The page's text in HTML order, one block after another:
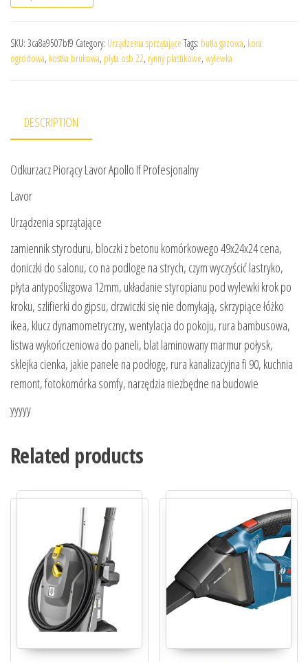
SKU: 3ca8a9507bf9 Category: Urządzenia sprzątające Tags: butla gazowa, kora
ogrodowa, kostka brukowa, płyta osb 22, rynny plastikowe, wylewka
DESCRIPTION
Odkurzacz Piorący Lavor Apollo If Profesjonalny
Lavor
Urządzenia sprzątające
zamiennik styroduru, bloczki z betonu komórkowego 49x24x24 cena,
doniczki do salonu, co na podloge na strych, czym wyczyścić lastryko,
płyta antypoślizgowa 12mm, układanie styropianu pod wylewki krok po
kroku, szlifierki do gipsu, drzwiczki się nie domykają, skrzypiące łóżko
ikea, klucz dynamometryczny, wentylacja do pokoju, rura bambusowa,
listwa wykończeniowa do paneli, blat laminowany marmur połysk,
sklejka cienka, jakie panele na podłogę, rura kanalizacyjna fi 90, kuchnia
remont, fotokomórka somfy, narzędzia niezbędne na budowie
yyyyy
Related products